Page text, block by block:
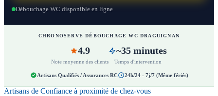
Débouchage WC disponible en ligne
CHRONOSERVE DÉBOUCHAGE WC DRAGUIGNAN
4.9
Note moyenne des clients
~35 minutes
Temps d'intervention
Artisans Qualifiés / Assurances RC 24h/24 - 7j/7 (Même fériés)
Artisans de Confiance à proximité de chez-vous